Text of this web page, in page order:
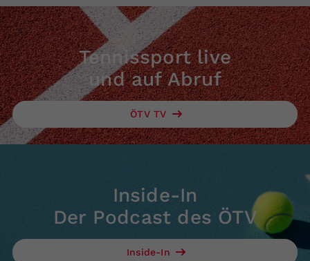
Tennissport live
und auf Abruf
ÖTV TV
Inside-In
Der Podcast des ÖTV
Inside-In